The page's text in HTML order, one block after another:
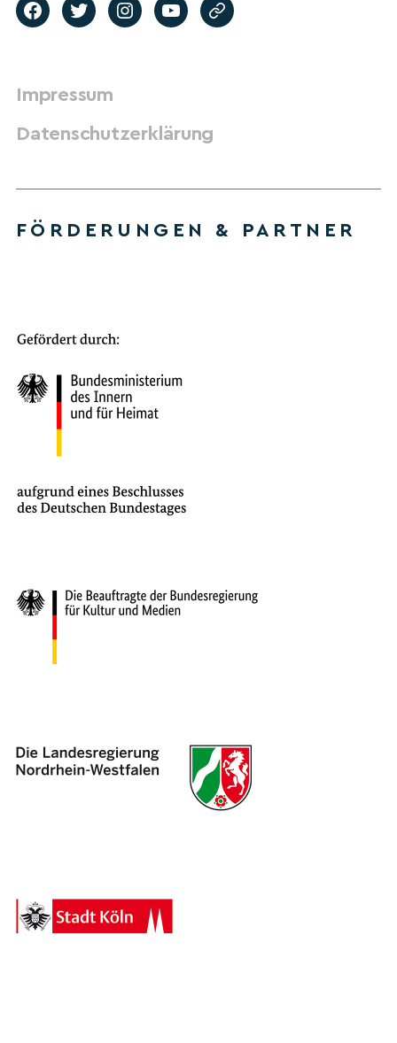
Impressum
Datenschutzerklärung
FÖRDERUNGEN & PARTNER